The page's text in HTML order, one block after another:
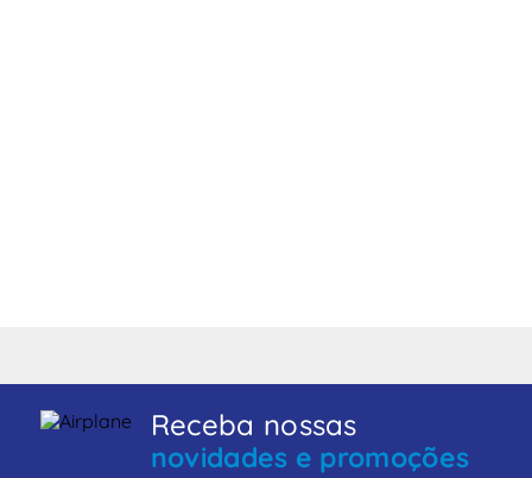
Receba nossas
novidades e promoções